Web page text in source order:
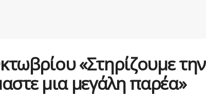
«Στηρίζουμε την
μια μεγάλη παρέα»